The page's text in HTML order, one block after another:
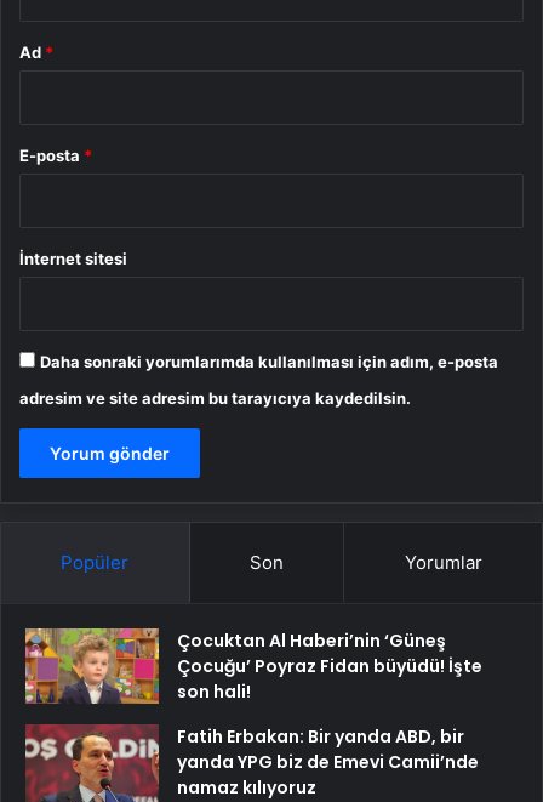
Ad *
E-posta *
İnternet sitesi
Daha sonraki yorumlarımda kullanılması için adım, e-posta
adresim ve site adresim bu tarayıcıya kaydedilsin.
Popüler Son Yorumlar
Çocuktan Al Haberi’nin ‘Güneş
Çocuğu’ Poyraz Fidan büyüdü! İşte
son hali!
Fatih Erbakan: Bir yanda ABD, bir
yanda YPG biz de Emevi Camii’nde
namaz kılıyoruz